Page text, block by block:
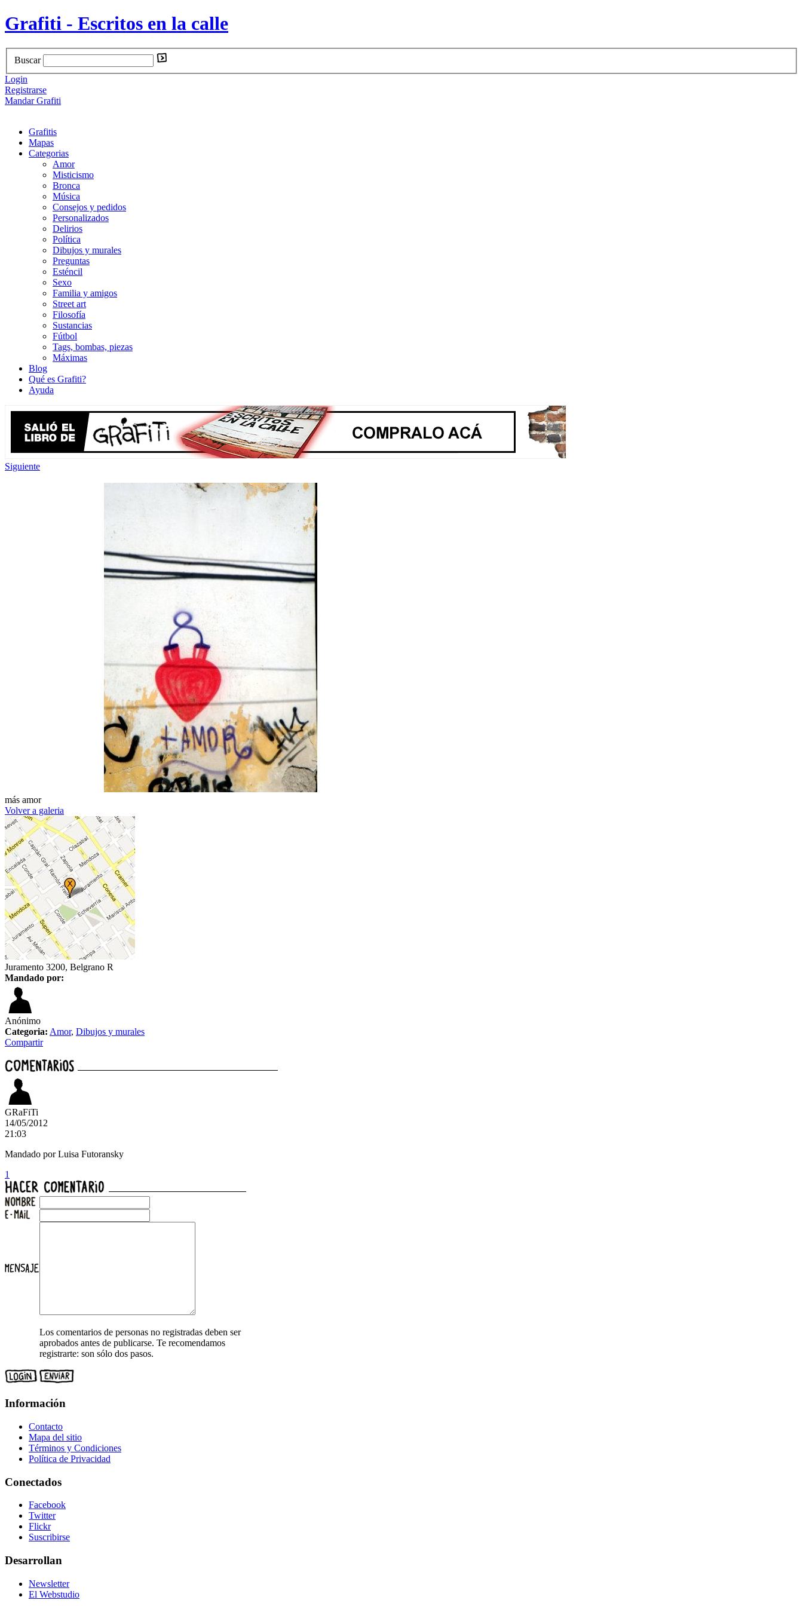
Grafiti - Escritos en la calle
Buscar
Login
Registrarse
Mandar Grafiti
Grafitis
Mapas
Categorias
Amor
Misticismo
Bronca
Música
Consejos y pedidos
Personalizados
Delirios
Política
Dibujos y murales
Preguntas
Esténcil
Sexo
Familia y amigos
Street art
Filosofía
Sustancias
Fútbol
Tags, bombas, piezas
Máximas
Blog
Qué es Grafiti?
Ayuda
Siguiente
más amor
Volver a galeria
Juramento 3200, Belgrano R
Mandado por:
Anónimo
Categoria: Amor, Dibujos y murales
Compartir
GRaFiTi
14/05/2012
21:03
Mandado por Luisa Futoransky
1
Los comentarios de personas no registradas deben ser
aprobados antes de publicarse. Te recomendamos
registrarte: son sólo dos pasos.
Información
Contacto
Mapa del sitio
Términos y Condiciones
Política de Privacidad
Conectados
Facebook
Twitter
Flickr
Suscribirse
Desarrollan
Newsletter
El Webstudio